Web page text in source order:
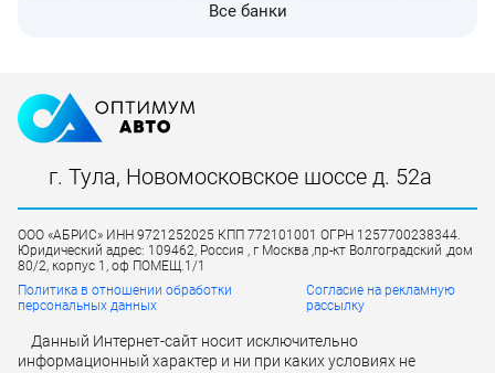
Все банки
г. Тула, Новомосковское шоссе д. 52а
ООО «АБРИС» ИНН 9721252025 КПП 772101001 ОГРН 1257700238344.
Юридический адрес: 109462, Россия , г Москва ,пр-кт Волгоградский ,дом
80/2, корпус 1, оф ПОМЕЩ.1/1
Политика в отношении обработки
персональных данных
Согласие на рекламную
рассылку
Данный Интернет-сайт носит исключительно
информационный характер и ни при каких условиях не